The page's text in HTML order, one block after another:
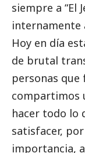
siempre a “El
internamente
Hoy en día
de brutal
personas
compartimos
hacer todo lo
satisfacer,
importancia,